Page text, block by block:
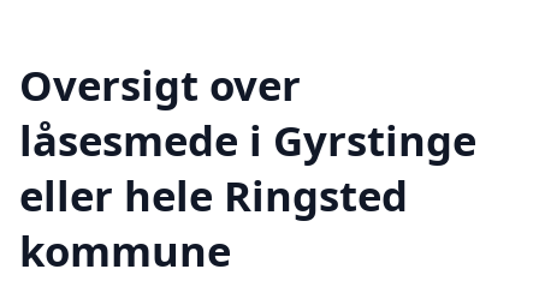
Oversigt over
låsesmede i Gyrstinge
eller hele Ringsted
kommune